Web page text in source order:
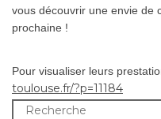
vous découvrir une envie de
prochaine !
Pour visualiser leurs
toulouse.fr/?p=11184